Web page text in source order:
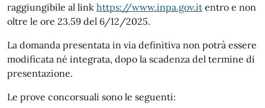
raggiungibile al link https://www.inpa.gov.it entro e non
oltre le ore 23.59 del 6/12/2025.
La domanda presentata in via definitiva non potrà essere
modificata né integrata, dopo la scadenza del termine di
presentazione.
Le prove concorsuali sono le seguenti: